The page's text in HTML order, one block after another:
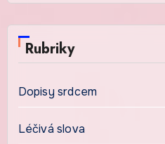
Rubriky
Dopisy srdcem
Léčivá slova